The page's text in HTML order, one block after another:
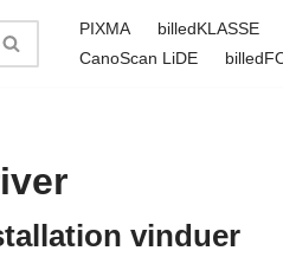
PIXMA billedKLASSE
CanoScan LiDE
vinduer